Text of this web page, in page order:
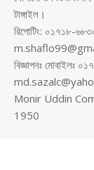
টাঙ্গাইল।
রিপোটিং: ০১৭১৮-
বিজ্ঞাপনঃ মোবাইলঃ
Monir Uddin
1950